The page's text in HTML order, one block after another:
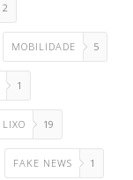
2
MOBILIDADE 5
1
LIXO 19
FAKE NEWS 1